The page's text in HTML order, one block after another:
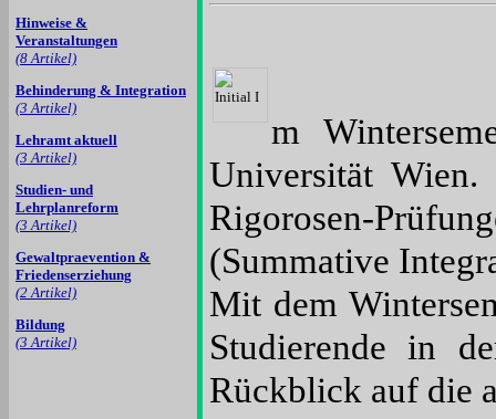
Hinweise &
Veranstaltungen
(8 Artikel)
Behinderung & Integration
(3 Artikel)
Lehramt aktuell
(3 Artikel)
Studien- und
Lehrplanreform
(3 Artikel)
Gewaltpraevention &
Friedenserziehung
(2 Artikel)
Bildung
(3 Artikel)
m
Universität
Rigorosen-
(Summative
Mit dem
Studierende in
Rückblick auf die